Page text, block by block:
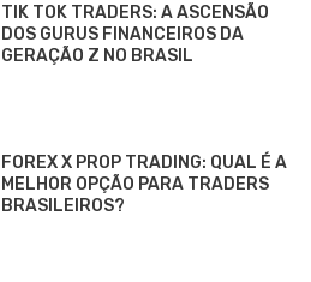
TIK TOK TRADERS: A ASCENSÃO
DOS GURUS FINANCEIROS DA
GERAÇÃO Z NO BRASIL
FOREX X PROP TRADING: QUAL É A
MELHOR OPÇÃO PARA TRADERS
BRASILEIROS?